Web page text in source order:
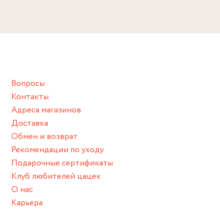
Снимайте ваше украшение перед купанием (и в море, и в
спортивный инвентарь).
Храните изделие в сухом месте.
Для надежного хранения мы доставляем все изделия в
нашей фирменной коробке или упаковке бренда.
Пожалуйста, используйте эту упаковку для хранения,
пока не носите украшение на себе.
Вопросы
Контакты
Адреса магазинов
Доставка
Обмен и возврат
Рекомендации по уходу
Подарочные сертификаты
Клуб любителей цацек
О нас
Карьера